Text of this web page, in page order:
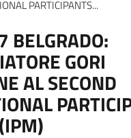
PARTICIPANTS...
BELGRADO:
GORI
AL SECOND